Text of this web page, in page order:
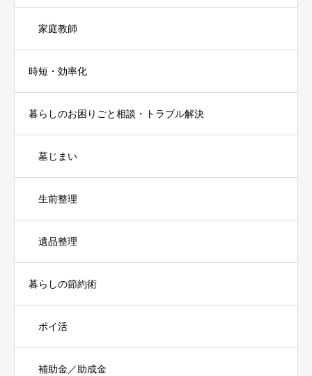
家庭教師
時短・効率化
暮らしのお困りごと相談・トラブル解決
墓じまい
生前整理
遺品整理
暮らしの節約術
ポイ活
補助金／助成金